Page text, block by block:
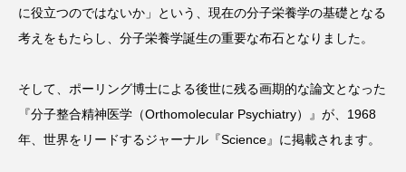
に役立つのではないか」という、現在の分子栄養学の基礎となる
考えをもたらし、分子栄養学誕生の重要な布石となりました。
そして、ポーリング博士による後世に残る画期的な論文となった
『分子整合精神医学（Orthomolecular Psychiatry）』が、1968
年、世界をリードするジャーナル『Science』に掲載されます。